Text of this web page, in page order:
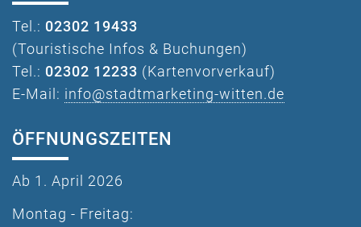
Tel.: 02302 19433
(Touristische Infos & Buchungen)
Tel.: 02302 12233 (Kartenvorverkauf)
E-Mail: info@stadtmarketing-witten.de
ÖFFNUNGSZEITEN
Ab 1. April 2026
Montag - Freitag: